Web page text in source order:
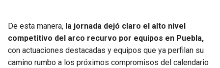
De esta manera, la jornada dejó claro el alto nivel
competitivo del arco recurvo por equipos en Puebla,
con actuaciones destacadas y equipos que ya perfilan su
camino rumbo a los próximos compromisos del calendario